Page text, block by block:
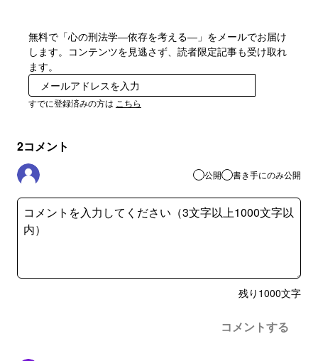
無料で「心の刑法学―依存を考える―」をメールでお届け
します。コンテンツを見逃さず、読者限定記事も受け取れ
ます。
すでに登録済みの方は こちら
2コメント
公開 書き手にのみ公開
残り 1000文字
コメントする